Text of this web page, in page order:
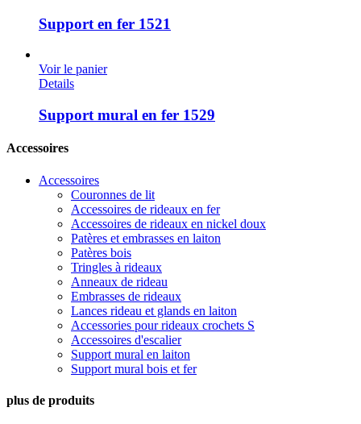
Support en fer 1521
Voir le panier
Details
Support mural en fer 1529
Accessoires
Accessoires
Couronnes de lit
Accessoires de rideaux en fer
Accessoires de rideaux en nickel doux
Patères et embrasses en laiton
Patères bois
Tringles à rideaux
Anneaux de rideau
Embrasses de rideaux
Lances rideau et glands en laiton
Accessories pour rideaux crochets S
Accessoires d'escalier
Support mural en laiton
Support mural bois et fer
plus de produits